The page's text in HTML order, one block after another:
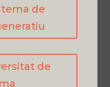
de
de